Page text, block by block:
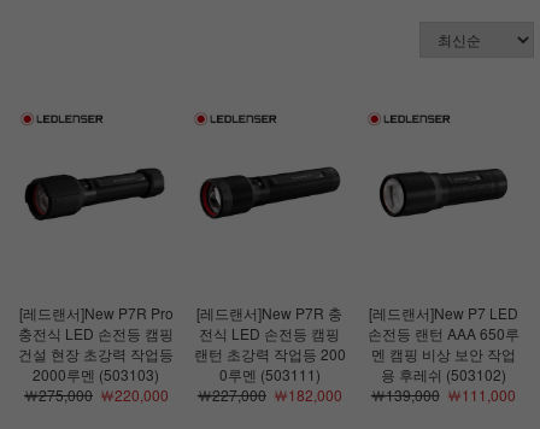
[레드랜서]New P7R Pro
충전식 LED 손전등 캠핑
건설 현장 초강력 작업등
2000루멘 (503103)
￦275,000￦220,000
[레드랜서]New P7R 충
전식 LED 손전등 캠핑
랜턴 초강력 작업등 200
0루멘 (503111)
￦227,000￦182,000
[레드랜서]New P7 LED
손전등 랜턴 AAA 650루
멘 캠핑 비상 보안 작업
용 후레쉬 (503102)
￦139,000￦111,000